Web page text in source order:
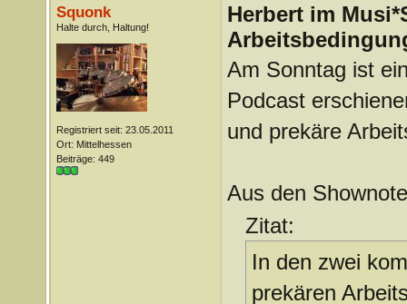
Squonk
Halte durch, Haltung!
Registriert seit: 23.05.2011
Ort: Mittelhessen
Beiträge: 449
Herbert im
Am Sonntag ist
Podcast
und prekäre
Aus den
Zitat:
In den zwei
prekären